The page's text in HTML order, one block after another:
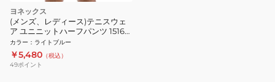
ヨネックス
(メンズ、レディース)テニスウェ
ア ユニニットハーフパンツ 15166-
406
カラー ： ライトブルー
￥5,480 （税込）
49ポイント